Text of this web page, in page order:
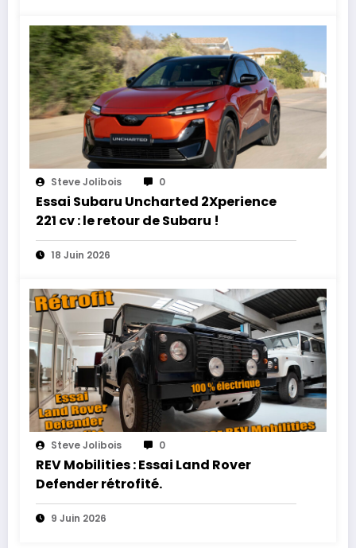
Steve Jolibois 0
Essai Subaru Uncharted 2Xperience
221 cv : le retour de Subaru !
18 Juin 2026
Steve Jolibois 0
REV Mobilities : Essai Land Rover
Defender rétrofité.
9 Juin 2026